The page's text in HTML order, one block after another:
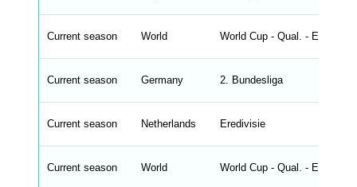
l
n
h
M
n
W
A
_
Current season World World Cup - Qual. - Europe
Current season Germany 2. Bundesliga
Current season Netherlands Eredivisie
Current season World World Cup - Qual. - Europe